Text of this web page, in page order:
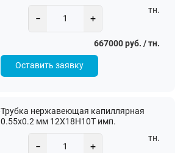
− +
тн.
667000 руб. / тн.
Оставить заявку
Трубка нержавеющая капиллярная
0.55х0.2 мм 12Х18Н10Т имп.
− +
тн.